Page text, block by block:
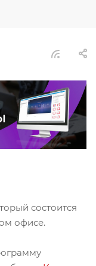
состоится
офисе.